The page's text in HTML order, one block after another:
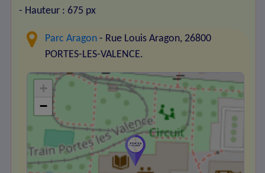
- Hauteur : 675 px
Parc Aragon - Rue Louis Aragon, 26800
PORTES-LES-VALENCE.
+
−